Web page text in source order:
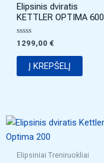
Elipsinis dviratis
KETTLER OPTIMA 600
Įvertinimas:
0
iš
1299,00 €
Į KREPŠELĮ
Elipsiniai Treniruokliai